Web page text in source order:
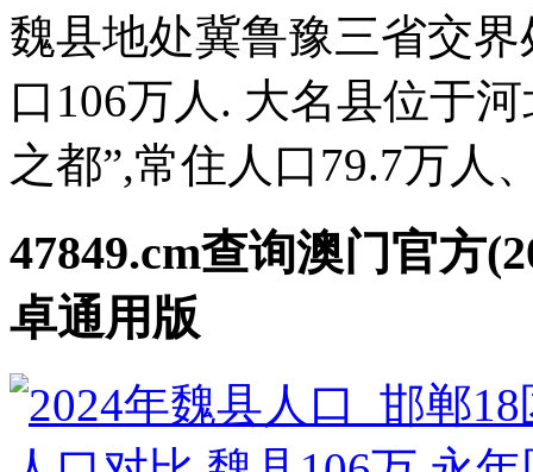
魏县地处冀鲁豫三省交
口106万人. 大名县位于
之都”,常住人口79.7万人
47849.cm查询澳门官方
卓通用版